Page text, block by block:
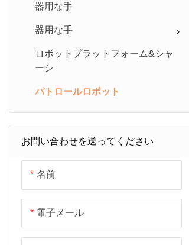
器用な手
器用な手
ロボットプラットフォーム&シャ
ーシ
パトロールロボット
お問い合わせを送ってください
名前
電子メール